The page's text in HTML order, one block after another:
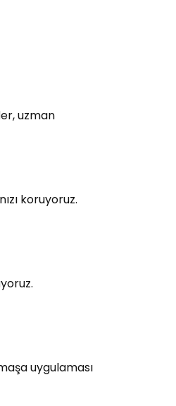
uzman
koruyoruz.
uygulaması